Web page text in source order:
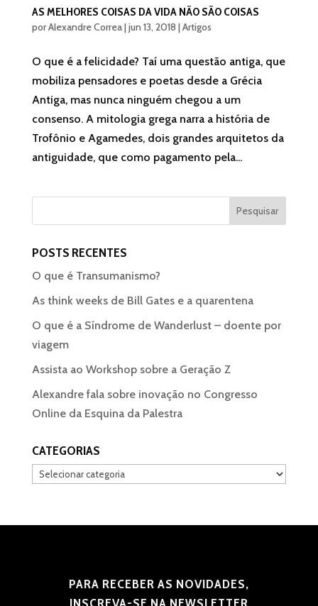
AS MELHORES COISAS DA VIDA NÃO SÃO COISAS
porAlexandre Correa|jun 13, 2018 |Artigos
O que é a felicidade? Taí uma questão antiga, que
mobiliza pensadores e poetas desde a Grécia
Antiga, mas nunca ninguém chegou a um
consenso. A mitologia grega narra a história de
Trofônio e Agamedes, dois grandes arquitetos da
antiguidade, que como pagamento pela...
POSTS RECENTES
O que é Transumanismo?
As think weeks de Bill Gates e a quarentena
O que é a Síndrome de Wanderlust – doente por
viagem
Assista ao Workshop sobre a Geração Z
Alexandre fala sobre inovação no Congresso
Online da Esquina da Palestra
CATEGORIAS
Categorias
PARA RECEBER AS NOVIDADES,